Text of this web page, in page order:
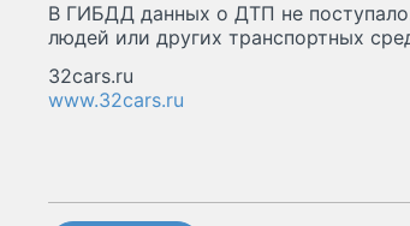
В ГИБДД данных о ДТП не
людей или других транспортных
32cars.ru
www.32cars.ru